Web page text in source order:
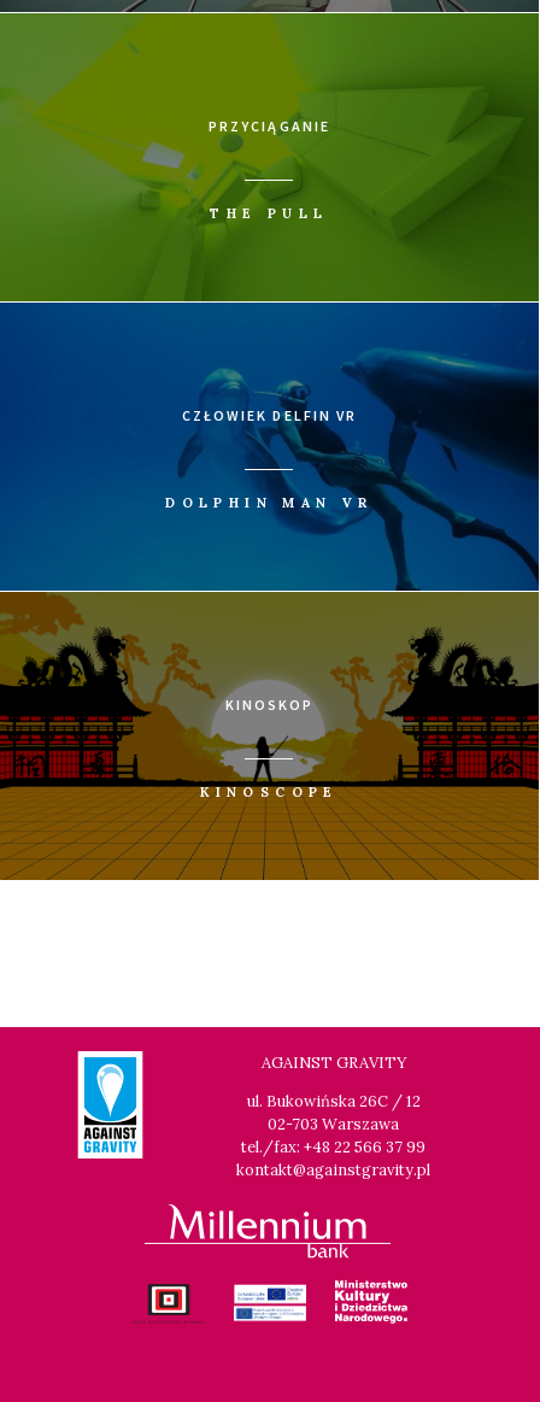
PRZYCIĄGANIE
THE PULL
CZŁOWIEK DELFIN VR
DOLPHIN MAN VR
KINOSKOP
KINOSCOPE
AGAINST GRAVITY
ul. Bukowińska 26C / 12
02-703 Warszawa
tel./fax: +48 22 566 37 99
kontakt@againstgravity.pl